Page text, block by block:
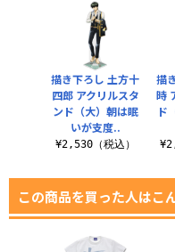
描
時
ド
描き下ろし 土方十
四郎 アクリルスタ
ンド（大）朝は眠
いが支度..
¥2,530（税込）
この商品を買った人はこ